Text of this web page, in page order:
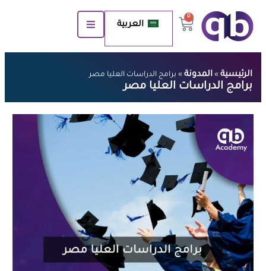
0
العربية
الرئيسية » المدونة » برامج الدراسات العليا مصر
برامج الدراسات العليا مصر